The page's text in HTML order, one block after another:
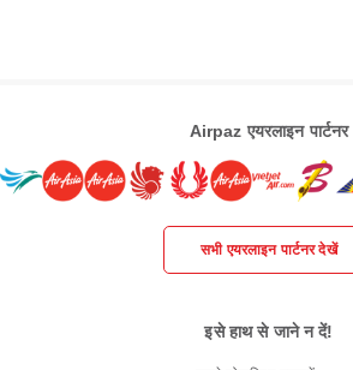
Airpaz एयरलाइन पार्टनर
सभी एयरलाइन पार्टनर देखें
इसे हाथ से जाने न दें!